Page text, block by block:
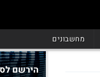
מחשבונים
הירשם